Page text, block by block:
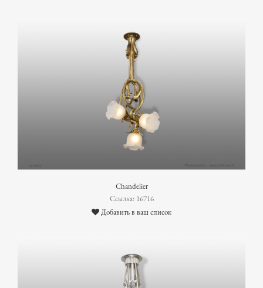
Chandelier
Ссылка: 16716
Добавить в ваш список